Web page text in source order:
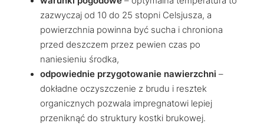
zazwyczaj od 10 do 25 stopni Celsjusza, a
powierzchnia powinna być sucha i chroniona
przed deszczem przez pewien czas po
naniesieniu środka,
odpowiednie przygotowanie nawierzchni –
dokładne oczyszczenie z brudu i resztek
organicznych pozwala impregnatowi lepiej
przeniknąć do struktury kostki brukowej.